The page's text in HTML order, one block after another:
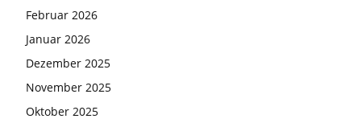
Februar 2026
Januar 2026
Dezember 2025
November 2025
Oktober 2025